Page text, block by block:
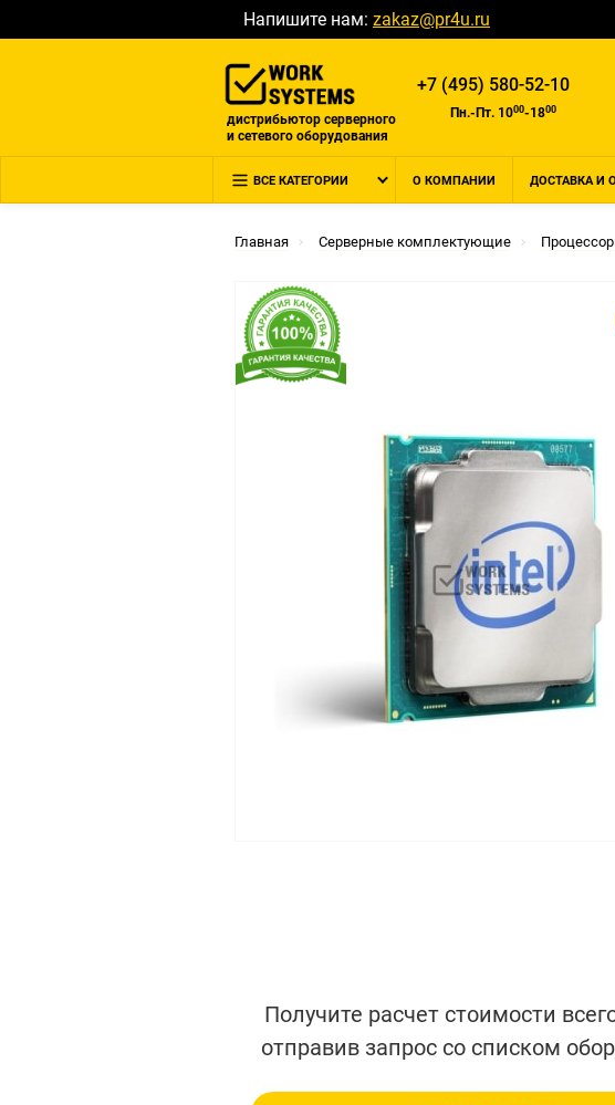
Напишите нам: zakaz@pr4u.ru
дистрибьютор серверного
и сетевого оборудования
+7 (495) 580-52-10
Пн.-Пт. 1000-1800
ВСЕ КАТЕГОРИИ О КОМПАНИИ ДОСТАВКА И
Главная Серверные комплектующие
Получите расчет стоимости
отправив запрос со списком